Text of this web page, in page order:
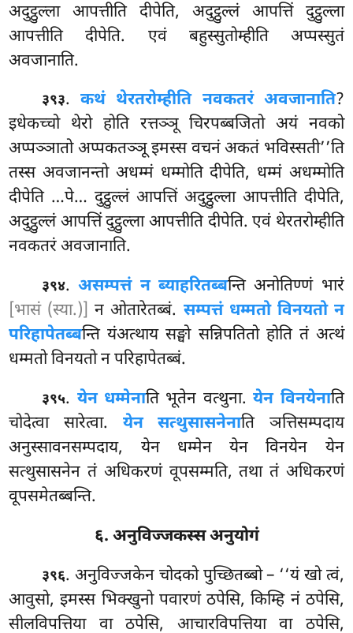
अदुट्ठुल्ला आपत्तीति दीपेति, अदुट्ठुल्लं आपत्तिं दुट्ठुल्ला
आपत्तीति दीपेति. एवं बहुस्सुतोम्हीति अप्पस्सुतं
अवजानाति.
३९३.कथं थेरतरोम्हीति नवकतरं अवजानाति?
इधेकच्चो थेरो होति रत्तञ्ञू चिरपब्बजितो अयं नवको
अप्पञ्ञातो अप्पकतञ्ञू इमस्स वचनं अकतं भविस्सती’’ति
तस्स अवजानन्तो अधम्मं धम्मोति दीपेति, धम्मं अधम्मोति
दीपेति …पे… दुट्ठुल्लं आपत्तिं अदुट्ठुल्ला आपत्तीति दीपेति,
अदुट्ठुल्लंआपत्तिं दुट्ठुल्ला आपत्तीति दीपेति. एवं थेरतरोम्हीति
नवकतरं अवजानाति.
३९४.असम्पत्तं न ब्याहरितब्बन्ति अनोतिण्णं भारं
[भासं (स्या.)] न ओतारेतब्बं. सम्पत्तं धम्मतो विनयतो न
परिहापेतब्बन्ति यंअत्थाय सङ्घो सन्निपतितो होति तं अत्थं
धम्मतो विनयतो न परिहापेतब्बं.
३९५. येन धम्मेनाति भूतेन वत्थुना.येन विनयेनाति
चोदेत्वा सारेत्वा. येन सत्थुसासनेनाति ञत्तिसम्पदाय
अनुस्सावनसम्पदाय, येन धम्मेन येन विनयेन येन
सत्थुसासनेन तं अधिकरणं वूपसम्मति, तथा तं अधिकरणं
वूपसमेतब्बन्ति.
६. अनुविज्जकस्स अनुयोगं
३९६. अनुविज्जकेन चोदको पुच्छितब्बो – ‘‘यं खो त्वं,
आवुसो, इमस्स भिक्खुनो पवारणं ठपेसि, किम्हि नं ठपेसि,
सीलविपत्तिया वा ठपेसि, आचारविपत्तिया वा ठपेसि,